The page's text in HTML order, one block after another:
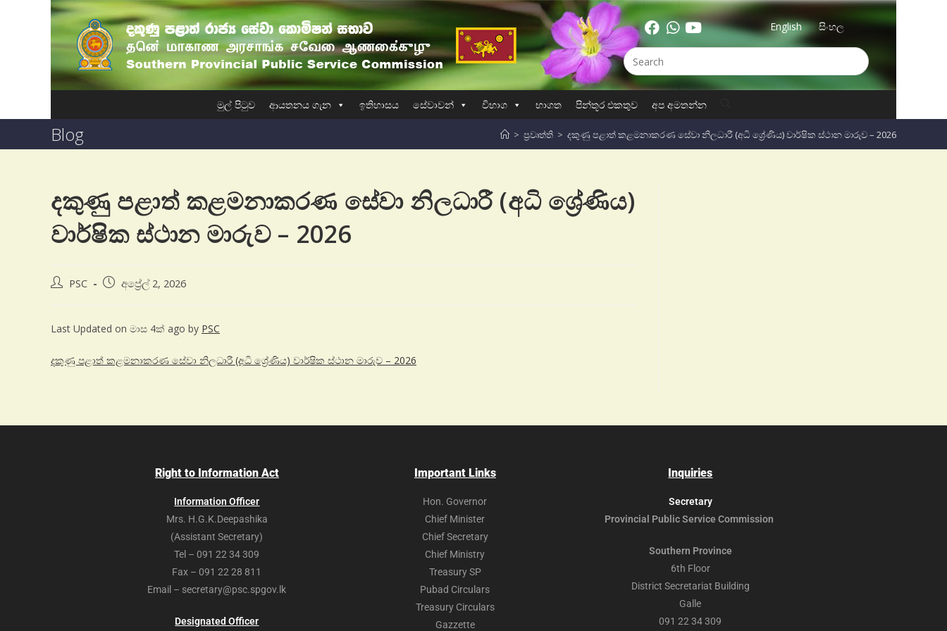
සිංහල
English
මුල් පිටුව ආයතනය ගැන ඉතිහාසය සේවාවන් විභාග භාගත පින්තූර එකතුව අප අමතන්න
Blog > ප්‍රවෘත්ති > දකුණු පළාත් කළමනාකරණ සේවා නිලධාරී (අධි ශ්‍රේණිය) වාර්ෂික ස්ථාන මාරුව – 2026
දකුණු පළාත් කළමනාකරණ සේවා නිලධාරී (අධි ශ්‍රේණිය)
වාර්ෂික ස්ථාන මාරුව – 2026
PSC අප්‍රේල් 2, 2026
Last Updated on මාස 4ක් ago by PSC
දකුණු පළාත් කළමනාකරණ සේවා නිලධාරී (අධි ශ්‍රේණිය) වාර්ෂික ස්ථාන මාරුව – 2026
Right to Information Act
Information Officer
Mrs. H.G.K.Deepashika
(Assistant Secretary)
Tel – 091 22 34 309
Fax – 091 22 28 811
Email – secretary@psc.spgov.lk
Designated Officer
Important Links
Hon. Governor
Chief Minister
Chief Secretary
Chief Ministry
Treasury SP
Pubad Circulars
Treasury Circulars
Gazzette
Inquiries
Secretary
Provincial PublicService Commission
Southern Province
6th Floor
District Secretariat Building
Galle
091 22 34 309